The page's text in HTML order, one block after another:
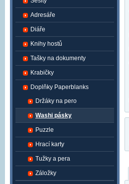
Adresáře
Diáře
Knihy hostů
Tašky na dokumenty
Krabičky
Doplňky Paperblanks
Držáky na pero
Washi pásky
Puzzle
Hrací karty
Tužky a pera
Záložky